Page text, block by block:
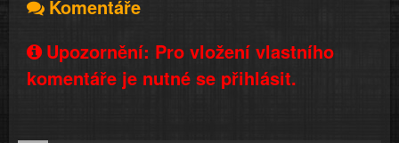
Komentáře
Upozornění: Pro vložení vlastního
komentáře je nutné se přihlásit.